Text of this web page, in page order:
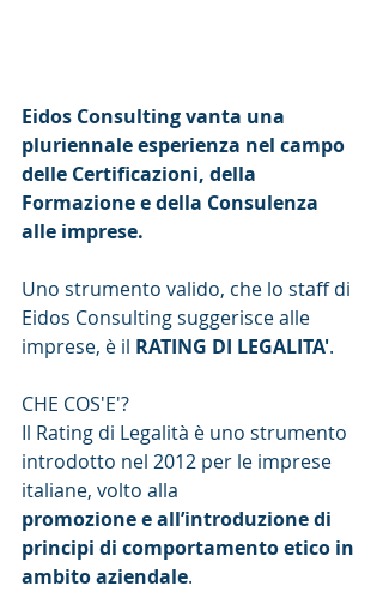
Eidos Consulting vanta una
pluriennale esperienza nel campo
delle Certificazioni, della
Formazione e della Consulenza
alle imprese.
Uno strumento valido, che lo staff di
Eidos Consulting suggerisce alle
imprese, è il RATING DI LEGALITA'.
CHE COS'E'?
Il Rating di Legalità è uno strumento
introdotto nel 2012 per le imprese
italiane, volto alla
promozione e all’introduzione di
principi di comportamento etico in
ambito aziendale.